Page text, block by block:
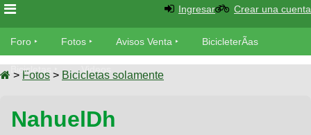
Foro
Foro
MecÃ¡nica
Fotos
SUBÃ
Avisos
Ventas
Ingresar Crear una cuenta
Foro Fotos Avisos Venta BicicleterÃ­as
Bicicletas Videos
> Fotos > Bicicletas solamente
NahuelDh